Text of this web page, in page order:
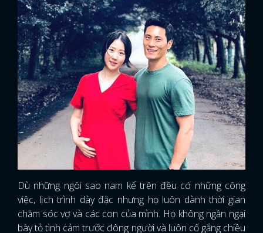
Dù những ngôi sao nam kể trên đều có những công
việc, lịch trình dày đặc nhưng họ luôn dành thời gian
chăm sóc vợ và các con của mình. Họ không ngần ngại
bày tỏ tình cảm trước đông người và luôn cố gắng chiều